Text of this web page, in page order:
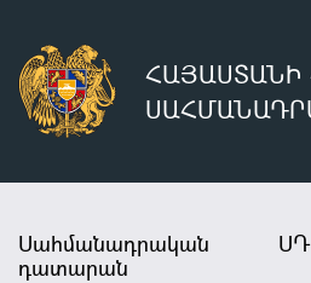
Սահմանադրական
դատարան
ՍԴ